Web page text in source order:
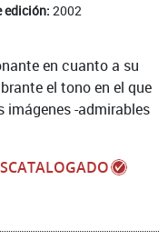
edición: 2002
en cuanto a su
el tono en el que
imágenes -admirables